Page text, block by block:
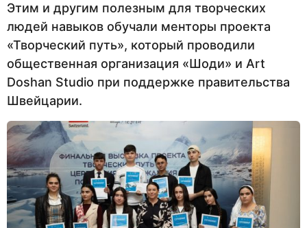
Этим и другим полезным для творческих
людей навыков обучали менторы проекта
«Творческий путь», который проводили
общественная организация «Шоди» и Art
Doshan Studio при поддержке правительства
Швейцарии.